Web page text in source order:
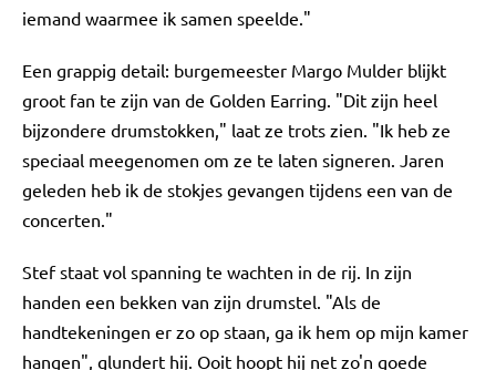
iemand waarmee ik samen speelde."
Een grappig detail: burgemeester Margo Mulder blijkt
groot fan te zijn van de Golden Earring. "Dit zijn heel
bijzondere drumstokken," laat ze trots zien. "Ik heb ze
speciaal meegenomen om ze te laten signeren. Jaren
geleden heb ik de stokjes gevangen tijdens een van de
concerten."
Stef staat vol spanning te wachten in de rij. In zijn
handen een bekken van zijn drumstel. "Als de
handtekeningen er zo op staan, ga ik hem op mijn kamer
hangen", glundert hij. Ooit hoopt hij net zo'n goede